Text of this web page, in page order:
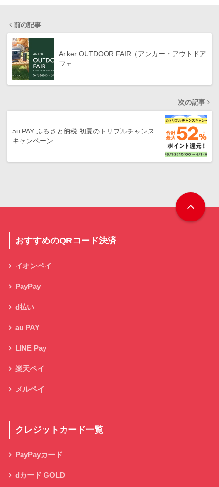
前の記事
Anker OUTDOOR FAIR（アンカー・アウトドア
フェ…
次の記事
au PAY ふるさと納税 初夏のトリプルチャンス
キャンペーン…
おすすめのQRコード決済
イオンペイ
PayPay
d払い
au PAY
LINE Pay
楽天ペイ
メルペイ
クレジットカード一覧
PayPayカード
dカード GOLD